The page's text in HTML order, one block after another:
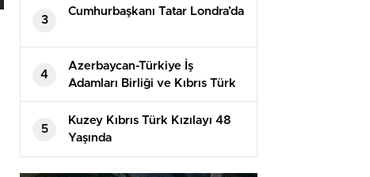
3
Cumhurbaşkanı Tatar Londra’da
4
Azerbaycan-Türkiye İş
Adamları Birliği ve Kıbrıs Türk
Ticaret Odası arasında iş birliği
protokolü imzalandı
5
Kuzey Kıbrıs Türk Kızılayı 48
Yaşında